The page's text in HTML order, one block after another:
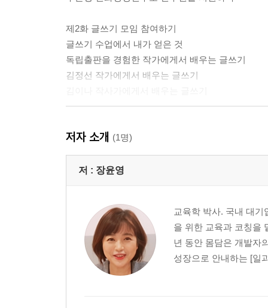
제2화 글쓰기 모임 참여하기
글쓰기 수업에서 내가 얻은 것
독립출판을 경험한 작가에게서 배우는 글쓰기
김정선 작가에게서 배우는 글쓰기
브런치 작가에 도전하기
TED 번역가가 되다
브런치 작가의 희로애락
글쓰기에도 오답노트가 필요하다
나는야 댓글 천사
효과적인 퇴고 팁 세 가지
꾸준하게 글쓰는 법
저자 소개 (1명)
저 : 장윤영
교육학 박사. 국내 대
을 위한 교육과 코칭을
년 동안 몸담은 개발자
성장으로 안내하는 [일